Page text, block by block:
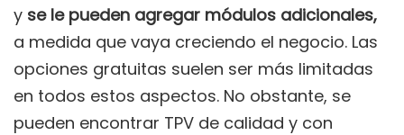
y se le pueden agregar módulos adicionales,
a medida que vaya creciendo el negocio. Las
opciones gratuitas suelen ser más limitadas
en todos estos aspectos. No obstante, se
pueden encontrar TPV de calidad y con